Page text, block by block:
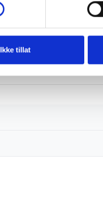
Ikke tillat